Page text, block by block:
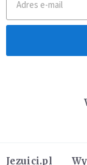
Jezuici.pl